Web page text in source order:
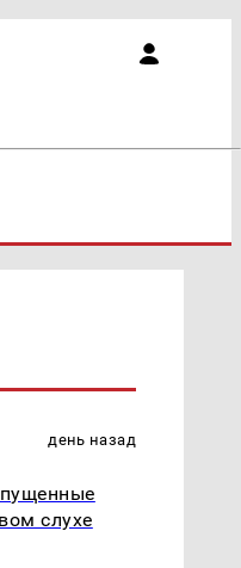
день назад
слухе